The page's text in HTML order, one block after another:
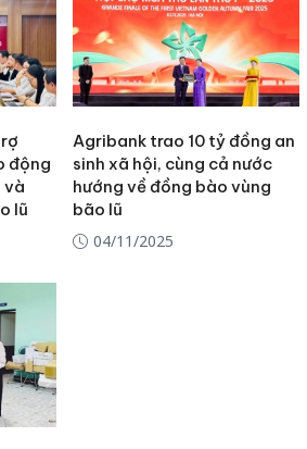
động
và
lũ
Agribank trao 10 tỷ đồng an
sinh xã hội, cùng cả nước
hướng về đồng bào vùng
bão lũ
04/11/2025